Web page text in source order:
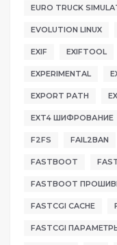
EURO TRUCK
EVOLUTION LINUX
EXIF EXIFTOOL
EXPERIMENTAL
EXPORT PATH
EXT4 ШИФРОВАНИЕ
F2FS FAIL2BAN
FASTBOOT
FASTBOOT
FASTCGI CACHE
FASTCGI